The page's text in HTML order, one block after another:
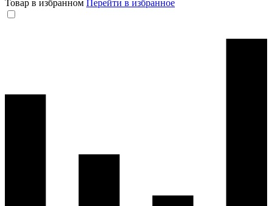
Товар в избранном Перейти в избранное